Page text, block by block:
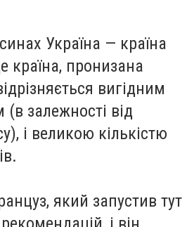
Україна — країна
країна, пронизана
вигідним
залежності від
і великою кількістю
який запустив тут